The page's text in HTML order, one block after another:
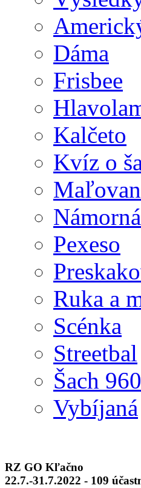
Dáma
Frisbee
Kalčeto
Kvíz o
Pexeso
Ruka a
Scénka
Streetbal
Šach 960
Vybíjaná
RZ GO Kľačno
22.7.-31.7.2022 - 109